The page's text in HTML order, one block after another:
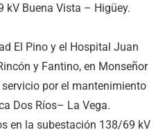
kV Buena Vista – Higüey.
El Pino y el Hospital Juan
y Fantino, en Monseñor
por el mantenimiento
Dos Ríos– La Vega.
en la subestación 138/69 kV